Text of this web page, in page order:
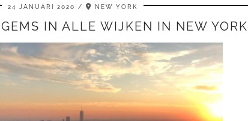
24 JANUARI 2020 NEW YORK
IN ALLE WIJKEN IN NEW YORK